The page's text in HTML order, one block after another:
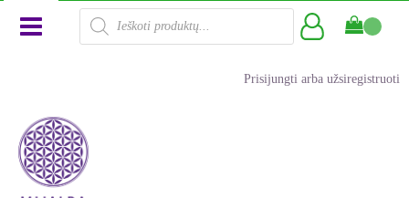
Products
search
Prisijungti arba užsiregistruoti